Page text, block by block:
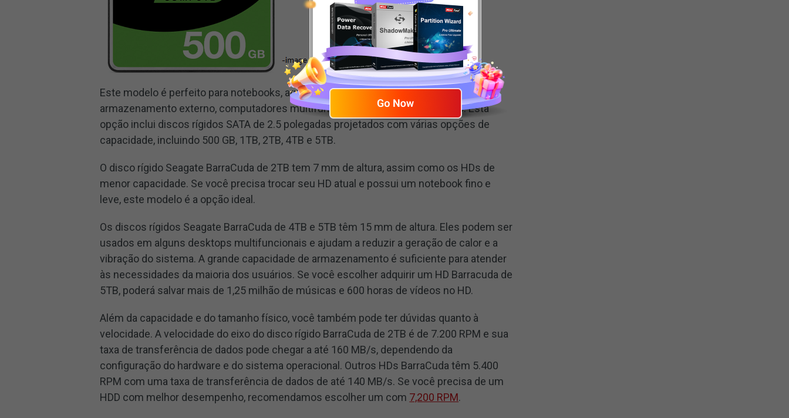
Este modelo é perfeito para notebooks, armazenamento móvel, sistemas de
armazenamento externo, computadores multifuncionais e desktops ultrafinos. Esta
opção inclui discos rígidos SATA de 2.5 polegadas projetados com várias opções de
capacidade, incluindo 500 GB, 1TB, 2TB, 4TB e 5TB.
O disco rígido Seagate BarraCuda de 2TB tem 7 mm de altura, assim como os HDs de
menor capacidade. Se você precisa trocar seu HD atual e possui um notebook fino e
leve, este modelo é a opção ideal.
Os discos rígidos Seagate BarraCuda de 4TB e 5TB têm 15 mm de altura. Eles podem ser
usados ​​em alguns desktops multifuncionais e ajudam a reduzir a geração de calor e a
vibração do sistema. A grande capacidade de armazenamento é suficiente para atender
às necessidades da maioria dos usuários. Se você escolher adquirir um HD Barracuda de
5TB, poderá salvar mais de 1,25 milhão de músicas e 600 horas de vídeos no HD.
Além da capacidade e do tamanho físico, você também pode ter dúvidas quanto à
velocidade. A velocidade do eixo do disco rígido BarraCuda de 2TB é de 7.200 RPM e sua
taxa de transferência de dados pode chegar a até 160 MB/s, dependendo da
configuração do hardware e do sistema operacional. Outros HDs BarraCuda têm 5.400
RPM com uma taxa de transferência de dados de até 140 MB/s. Se você precisa de um
HDD com melhor desempenho, recomendamos escolher um com 7,200 RPM.